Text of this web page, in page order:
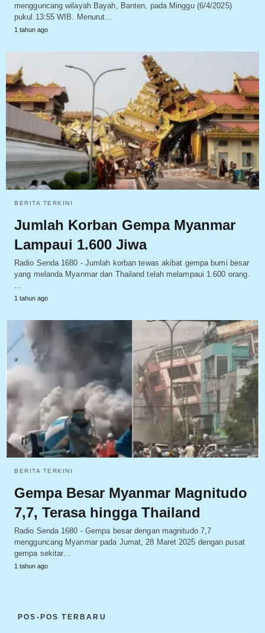
mengguncang wilayah Bayah, Banten, pada Minggu (6/4/2025)
pukul 13:55 WIB. Menurut…
1 tahun ago
BERITA TERKINI
Jumlah Korban Gempa Myanmar
Lampaui 1.600 Jiwa
Radio Senda 1680 - Jumlah korban tewas akibat gempa bumi besar
yang melanda Myanmar dan Thailand telah melampaui 1.600 orang.
1 tahun ago
BERITA TERKINI
Gempa Besar Myanmar Magnitudo
7,7, Terasa hingga Thailand
Radio Senda 1680 - Gempa besar dengan magnitudo 7,7
mengguncang Myanmar pada Jumat, 28 Maret 2025 dengan pusat
gempa sekitar…
1 tahun ago
POS-POS TERBARU